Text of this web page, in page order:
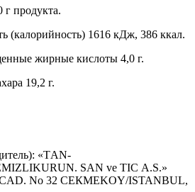
продукта.
(калорийность) 1616 кДж, 386 ккал.
жирные кислоты 4,0 г.
19,2 г.
«ТAN-
URUN. SAN ve ТIС A.S.»
No 32 CEКМEKOY/ISTANBUL,